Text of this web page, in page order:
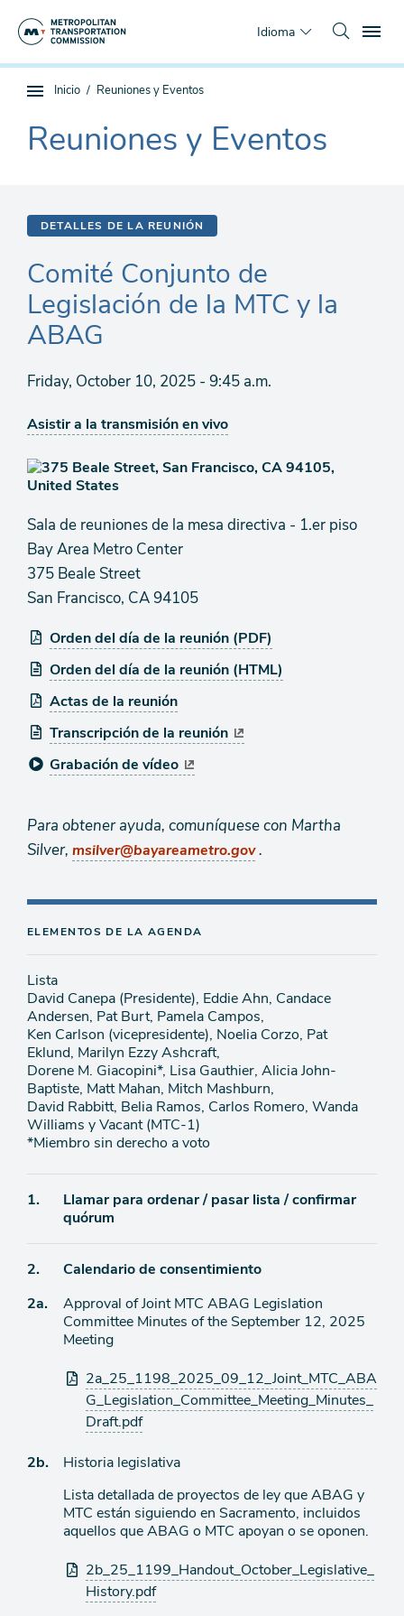
Idioma
Navegación
de
subpágina
Estás
Inicio Reuniones y Eventos
The
current
Reuniones y Eventos
DETALLES DE LA REUNIÓN
Comité Conjunto de
Legislación de la MTC y la
ABAG
Friday, October 10, 2025 - 9:45 a.m.
Asistir a la transmisión en vivo
Sala de reuniones de la mesa directiva - 1.er piso
Bay Area Metro Center
375 Beale Street
San Francisco, CA 94105
Orden del día de la reunión (PDF)
Orden del día de la reunión (HTML)
Actas de la reunión
Transcripción de la reunión
Grabación de vídeo
Para obtener ayuda, comuníquese con Martha
Silver, msilver@bayareametro.gov.
ELEMENTOS DE LA AGENDA
Lista
David Canepa (Presidente), Eddie Ahn, Candace
Andersen, Pat Burt, Pamela Campos,
Ken Carlson (vicepresidente), Noelia Corzo, Pat
Eklund, Marilyn Ezzy Ashcraft,
Dorene M. Giacopini*, Lisa Gauthier, Alicia John-
Baptiste, Matt Mahan, Mitch Mashburn,
David Rabbitt, Belia Ramos, Carlos Romero, Wanda
Williams y Vacant (MTC-1)
*Miembro sin derecho a voto
Ítem
1.
Llamar para ordenar / pasar lista / confirmar
quórum
Ítem
de
agenda
2.
Calendario de consentimiento
Ítem
2a.
Approval of Joint MTC ABAG Legislation
Committee Minutes of the September 12, 2025
Meeting
Archivos
adjuntos
2a_25_1198_2025_09_12_Joint_MTC_ABA
G_Legislation_Committee_Meeting_Minutes_
Draft.pdf
Ítem
agenda
2b.
Historia legislativa
Lista detallada de proyectos de ley que ABAG y
MTC están siguiendo en Sacramento, incluidos
aquellos que ABAG o MTC apoyan o se oponen.
Archivos
adjuntos
2b_25_1199_Handout_October_Legislative_
History.pdf